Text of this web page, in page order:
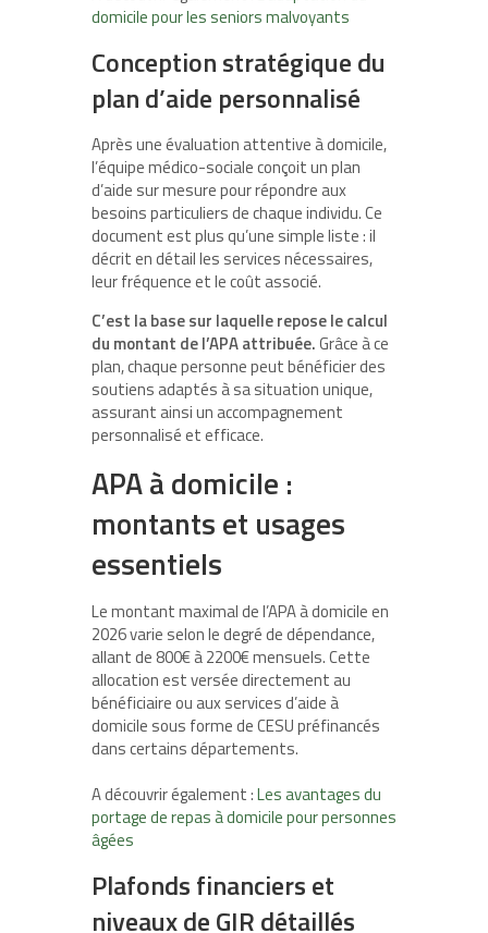
domicile pour les seniors malvoyants
Conception stratégique du
plan d’aide personnalisé
Après une évaluation attentive à domicile,
l’équipe médico-sociale conçoit un plan
d’aide sur mesure pour répondre aux
besoins particuliers de chaque individu. Ce
document est plus qu’une simple liste : il
décrit en détail les services nécessaires,
leur fréquence et le coût associé.
C’est la base sur laquelle repose le calcul
du montant de l’APA attribuée.Grâce à ce
plan, chaque personne peut bénéficier des
soutiens adaptés à sa situation unique,
assurant ainsi un accompagnement
personnalisé et efficace.
APA à domicile :
montants et usages
essentiels
Le montant maximal de l’APA à domicile en
2026 varie selon le degré de dépendance,
allant de 800€ à 2200€ mensuels. Cette
allocation est versée directement au
bénéficiaire ou aux services d’aide à
domicile sous forme de CESU préfinancés
dans certains départements.
A découvrir également :Les avantages du
portage de repas à domicile pour personnes
âgées
Plafonds financiers et
niveaux de GIR détaillés